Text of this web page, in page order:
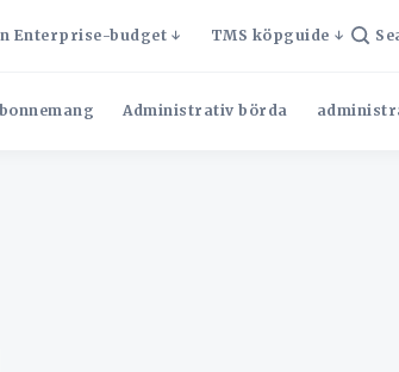
Enterprise-budget TMS köpguide
Administrativ börda